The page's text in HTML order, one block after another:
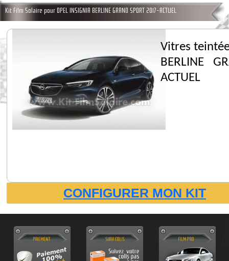
Kit Film Solaire pour OPEL INSIGNIA BERLINE GRAND SPORT 2017-ACTUEL
Vitres
BERLINE
ACTUEL
CONFIGURER MON KIT